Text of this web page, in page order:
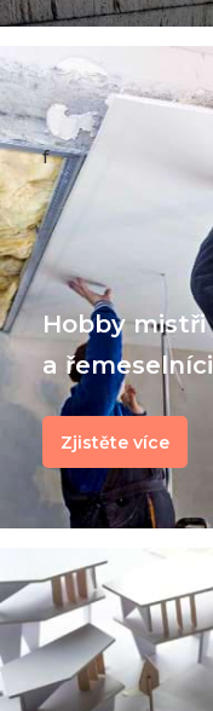
f
Hobby mistři
a řemeselníci
Zjistěte více